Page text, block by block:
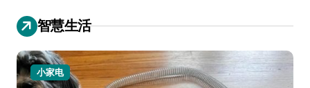
智慧生活
小家电